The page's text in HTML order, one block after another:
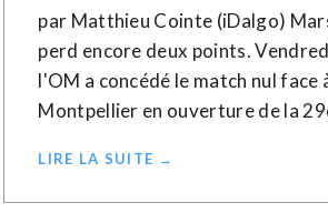
par Matthieu Cointe (iDalgo)
perd encore deux points.
l'OM a concédé le match nul face
Montpellier en ouverture de la
LIRE LA SUITE →